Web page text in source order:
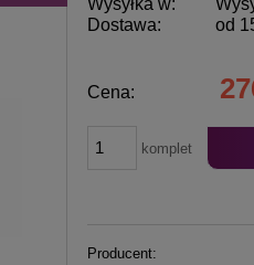
Dostawa:
od
Cena:
komplet
Producent: